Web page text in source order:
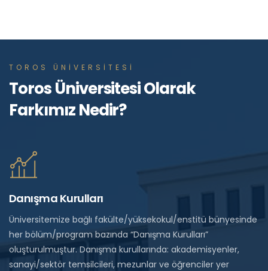
TOROS ÜNİVERSİTESİ
Toros Üniversitesi Olarak
Farkımız Nedir?
Danışma Kurulları
Üniversitemize bağlı fakülte/yüksekokul/enstitü bünyesinde
her bölüm/program bazında “Danışma Kurulları”
oluşturulmuştur. Danışma kurullarında: akademisyenler,
sanayi/sektör temsilcileri, mezunlar ve öğrenciler yer